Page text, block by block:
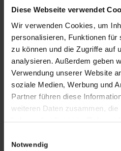
Diese Webseite verwendet
Wir verwenden Cookies, um
personalisieren, Funktionen für
zu können und die Zugriffe auf
analysieren. Außerdem geben
Verwendung unserer Website
soziale Medien, Werbung und
Partner führen diese
weiteren Daten zusammen, die
Cookies, wenn Sie unsere
Notwendig
abkühlen lassen.
Natürlich können Sie auch
ein leckeres Gelee
vermengen Sie die 500 g
Saft und gehen
vor.
Wissenswertes zu
Marmelade, Gelee und